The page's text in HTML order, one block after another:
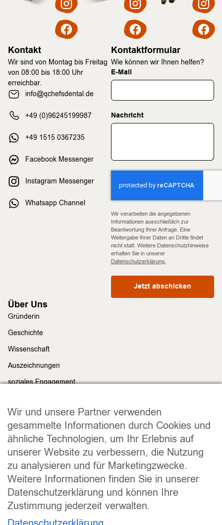
Kontakt
Wir sind von Montag bis Freitag
von 08:00 bis 18:00 Uhr
erreichbar.
info@qchefsdental.de
+49 (0)96245199987
+49 1515 0367235
Facebook Messenger
Instagram Messenger
Whatsapp Channel
Kontaktformular
Wie können wir Ihnen helfen?
E-Mail
Nachricht
Wir verarbeiten die angegebenen
Informationen ausschließlich zur
Beantwortung Ihrer Anfrage. Eine
Weitergabe Ihrer Daten an Dritte findet
nicht statt. Weitere Datenschutzhinweise
erhalten Sie in unserer
Datenschutzerklärung.
Jetzt abschicken
Über Uns
Gründerin
Geschichte
Wissenschaft
Auszeichnungen
soziales Engagement
Rechtliches
Impressum
Datenschutz
Widerrufsrecht
Allgemeine Geschäftsbedingungen
Versand und Lieferung
Zahlungsweisen
Barrierefreiheitserklärung
Wir und unsere Partner verwenden
gesammelte Informationen durch Cookies und
ähnliche Technologien, um Ihr Erlebnis auf
unserer Website zu verbessern, die Nutzung
zu analysieren und für Marketingzwecke.
Weitere Informationen finden Sie in unserer
Datenschutzerklärung und können Ihre
Zustimmung jederzeit verwalten.